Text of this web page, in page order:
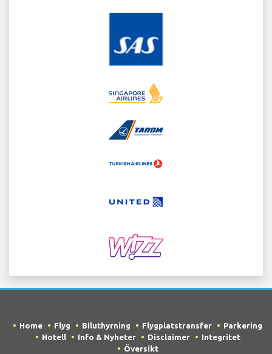
Home Flyg Biluthyrning Flygplatstransfer
Parkering
Hotell
Info & Nyheter Disclaimer
Integritet
Översikt